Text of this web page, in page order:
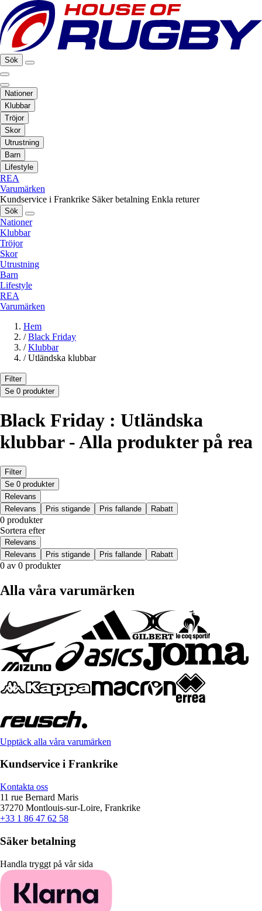
Sök
Nationer
Klubbar
Tröjor
Skor
Utrustning
Barn
Lifestyle
REA
Varumärken
Kundservice i Frankrike Säker betalning Enkla returer
Sök
Nationer
Klubbar
Tröjor
Skor
Utrustning
Barn
Lifestyle
REA
Varumärken
Hem
/ Black Friday
/ Klubbar
/ Utländska klubbar
Filter
Se 0 produkter
Black Friday : Utländska
klubbar - Alla produkter på rea
Filter
Se 0 produkter
Relevans
Relevans
Pris stigande Pris fallande Rabatt
0 produkter
Sortera efter
Relevans
Relevans
Pris stigande Pris fallande Rabatt
0 av 0 produkter
Alla våra varumärken
Upptäck alla våra varumärken
Kundservice i Frankrike
Kontakta oss
11 rue Bernard Maris
37270 Montlouis-sur-Loire, Frankrike
+33 1 86 47 62 58
Säker betalning
Handla tryggt på vår sida